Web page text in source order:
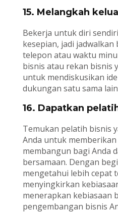
15. Melangkah
Bekerja untuk diri
kesepian, jadi
telepon atau waktu
bisnis atau rekan bisnis
untuk mendiskusikan
dukungan satu sama
16. Dapatkan
Temukan pelatih bisnis
Anda untuk
membangun bagi Anda
bersamaan. Dengan
mengetahui lebih cepat
menyingkirkan
menerapkan kebiasaan
pengembangan bisnis